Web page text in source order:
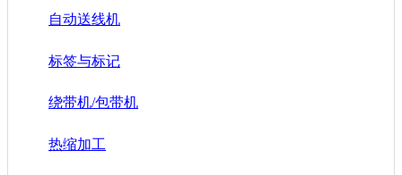
自动送线机
标签与标记
绕带机/包带机
热缩加工